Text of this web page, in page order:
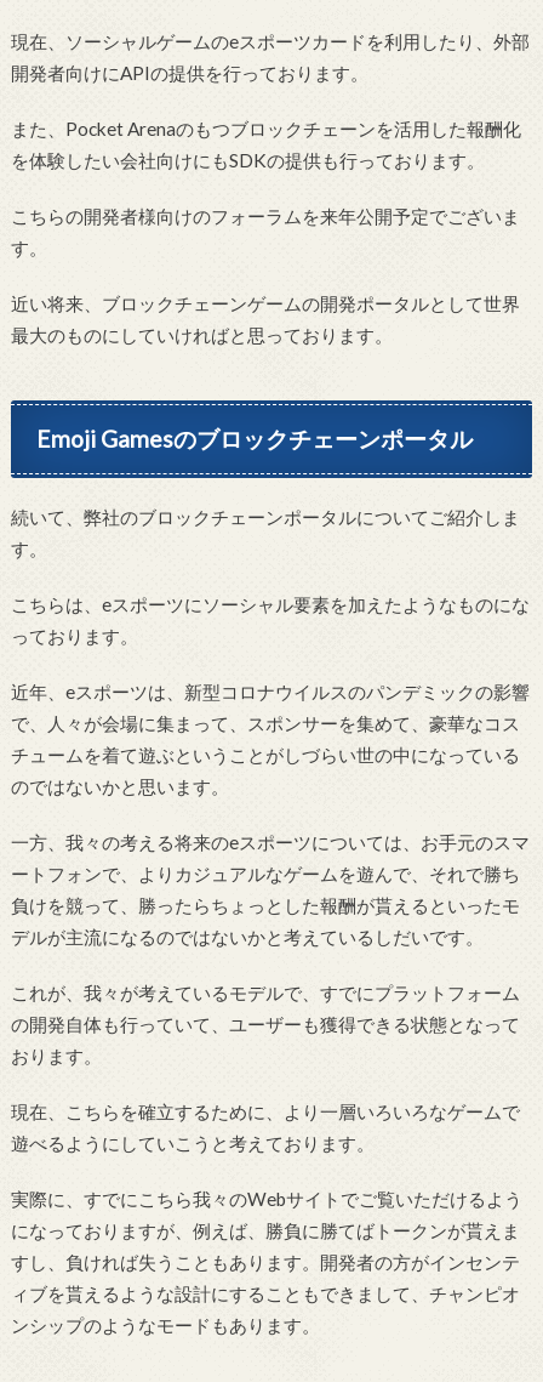
現在、ソーシャルゲームのeスポーツカードを利用したり、外部
開発者向けにAPIの提供を行っております。
また、Pocket Arenaのもつブロックチェーンを活用した報酬化
を体験したい会社向けにもSDKの提供も行っております。
こちらの開発者様向けのフォーラムを来年公開予定でございま
す。
近い将来、ブロックチェーンゲームの開発ポータルとして世界
最大のものにしていければと思っております。
Emoji Gamesのブロックチェーンポータル
続いて、弊社のブロックチェーンポータルについてご紹介しま
す。
こちらは、eスポーツにソーシャル要素を加えたようなものにな
っております。
近年、eスポーツは、新型コロナウイルスのパンデミックの影響
で、人々が会場に集まって、スポンサーを集めて、豪華なコス
チュームを着て遊ぶということがしづらい世の中になっている
のではないかと思います。
一方、我々の考える将来のeスポーツについては、お手元のスマ
ートフォンで、よりカジュアルなゲームを遊んで、それで勝ち
負けを競って、勝ったらちょっとした報酬が貰えるといったモ
デルが主流になるのではないかと考えているしだいです。
これが、我々が考えているモデルで、すでにプラットフォーム
の開発自体も行っていて、ユーザーも獲得できる状態となって
おります。
現在、こちらを確立するために、より一層いろいろなゲームで
遊べるようにしていこうと考えております。
実際に、すでにこちら我々のWebサイトでご覧いただけるよう
になっておりますが、例えば、勝負に勝てばトークンが貰えま
すし、負ければ失うこともあります。開発者の方がインセンテ
ィブを貰えるような設計にすることもできまして、チャンピオ
ンシップのようなモードもあります。